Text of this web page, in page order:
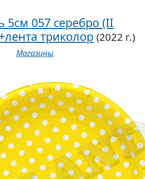
5см 057 серебро (II
триколор (2022 г.)
Магазины